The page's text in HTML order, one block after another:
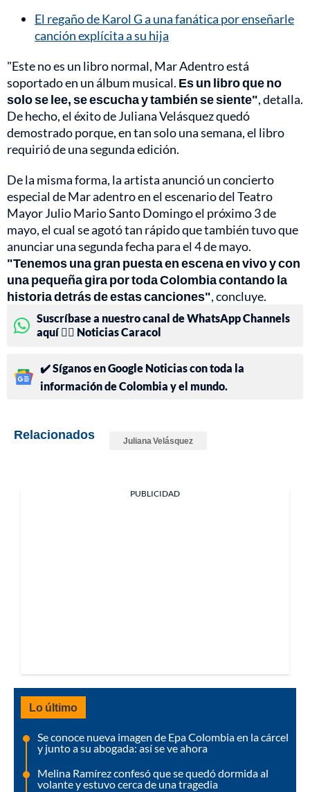
El regaño de Karol G a una fanática por enseñarle
canción explícita a su hija
"Este no es un libro normal, Mar Adentro está
soportado en un álbum musical. Es un libro que no
solo se lee, se escucha y también se siente", detalla.
De hecho, el éxito de Juliana Velásquez quedó
demostrado porque, en tan solo una semana, el libro
requirió de una segunda edición.
De la misma forma, la artista anunció un concierto
especial de Mar adentro en el escenario del Teatro
Mayor Julio Mario Santo Domingo el próximo 3 de
mayo, el cual se agotó tan rápido que también tuvo que
anunciar una segunda fecha para el 4 de mayo.
"Tenemos una gran puesta en escena en vivo y con
una pequeña gira por toda Colombia contando la
historia detrás de estas canciones", concluye.
Suscríbase a nuestro canal de WhatsApp Channels
aquí 👉🏻 Noticias Caracol
✔️ Síganos en Google Noticias con toda la
información de Colombia y el mundo.
Relacionados Juliana Velásquez
PUBLICIDAD
Lo último
Se conoce nueva imagen de Epa Colombia en la cárcel
y junto a su abogada: así se ve ahora
Melina Ramírez confesó que se quedó dormida al
volante y estuvo cerca de una tragedia